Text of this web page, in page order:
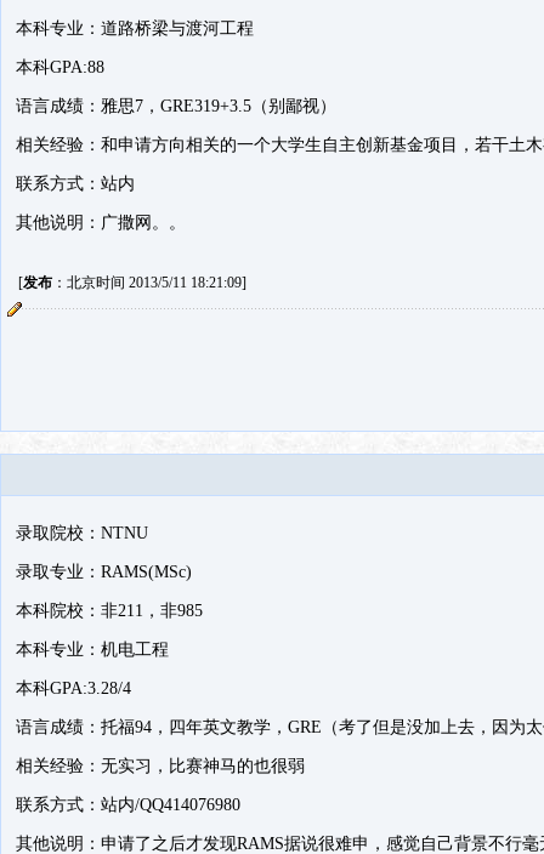
本科专业：道路桥梁与渡河工程
本科GPA:88
语言成绩：雅思7，GRE319+3.5（别鄙视）
相关经验：和申请方向相关的一个大学生自主创新基金项目，若干土
联系方式：站内
其他说明：广撒网。。
[发布：北京时间 2013/5/11 18:21:09]
录取院校：NTNU
录取专业：RAMS(MSc)
本科院校：非211，非985
本科专业：机电工程
本科GPA:3.28/4
语言成绩：托福94，四年英文教学，GRE（考了但是没加上去，因为
相关经验：无实习，比赛神马的也很弱
联系方式：站内/QQ414076980
其他说明：申请了之后才发现RAMS据说很难申，感觉自己背景不行